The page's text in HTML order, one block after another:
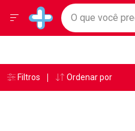
DrogariasBaixe nosso APP e
Ir direto para a home
pela
Ir direto para o conteúdo
Ir direto para a busca
Ir direto para a ajuda
Ir direto para a notificações
Faça a sua busca
O que você
Menu
Breadcrumb
Drogarias Pacheco Ada Tina
Âncoras
Filtros Ordenar por